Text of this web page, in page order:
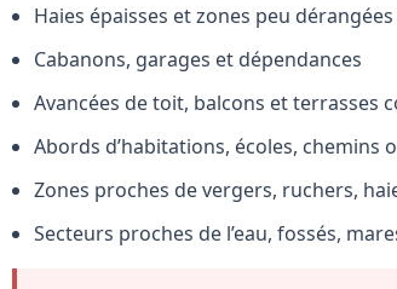
Haies épaisses et zones peu dérangées
Cabanons, garages et dépendances
Avancées de toit, balcons et terrasses
Abords d’habitations, écoles, chemins
Zones proches de vergers, ruchers,
Secteurs proches de l’eau, fossés,